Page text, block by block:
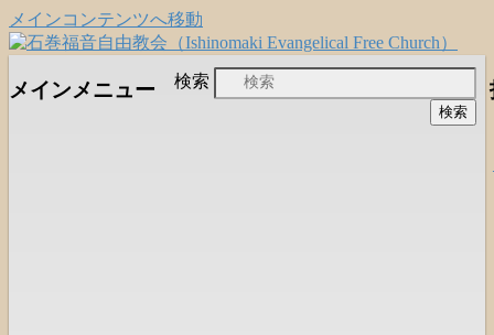
メインコンテンツへ移動
石巻福音自由教会
（Ishinomaki Evangelical Free
日本福音自由教会の有志による「石巻宣
教支援会」によって支えられる新しい
検索
メインメニュー